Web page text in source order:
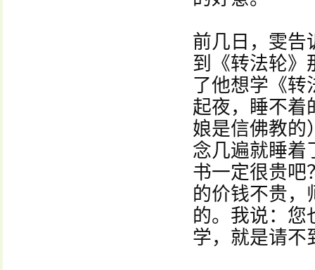
前几日，雯告
到《转法轮》
了他想学《转
起夜，睡不着
娘是信佛教的
念几遍就睡着
书一定很贵吧
的价钱不贵，
的。我说：您
学，就是请不